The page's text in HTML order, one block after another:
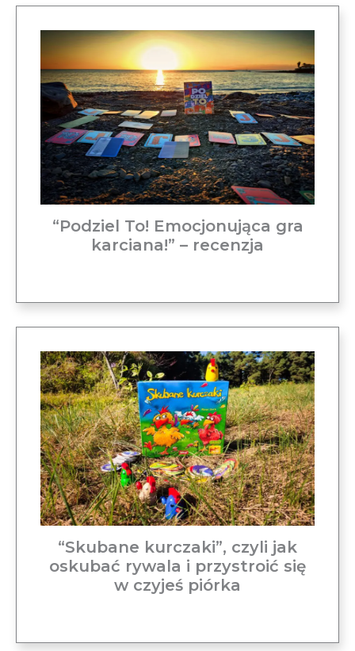
“Podziel To! Emocjonująca gra
karciana!” – recenzja
“Skubane kurczaki”, czyli jak
oskubać rywala i przystroić się
w czyjeś piórka